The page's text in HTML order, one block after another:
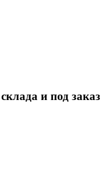
и под заказ